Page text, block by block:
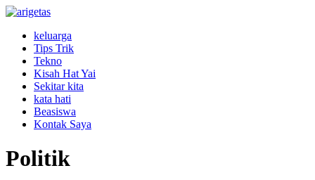
keluarga
Tips Trik
Tekno
Kisah Hat Yai
Sekitar kita
kata hati
Beasiswa
Kontak Saya
Politik